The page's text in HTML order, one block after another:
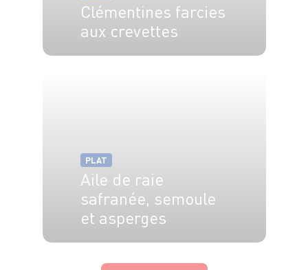
Clémentines farcies
aux crevettes
PLAT
Aile de raie
safranée, semoule
et asperges